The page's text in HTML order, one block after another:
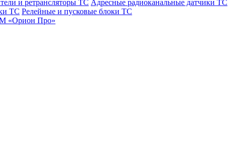
и ретрансляторы ТС Адресные радиоканальные датчики ТС
ТС Релейные и пусковые блоки ТС
«Орион Про»